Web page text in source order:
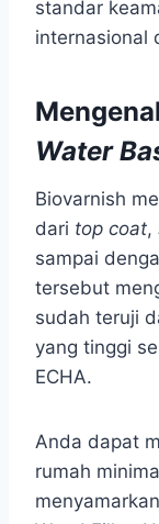
standar
internasional
Water
Biovarnish
dari top coat,
sampai
tersebut
sudah teruji
yang tinggi
ECHA.
Anda dapat
rumah